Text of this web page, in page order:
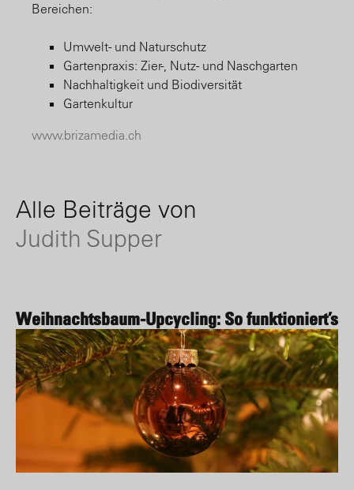
Bereichen:
Umwelt- und Naturschutz
Gartenpraxis: Zier-, Nutz- und Naschgarten
Nachhaltigkeit und Biodiversität
Gartenkultur
www.brizamedia.ch
Alle Beiträge von
Judith Supper
Weihnachtsbaum-Upcycling: So funktioniert’s